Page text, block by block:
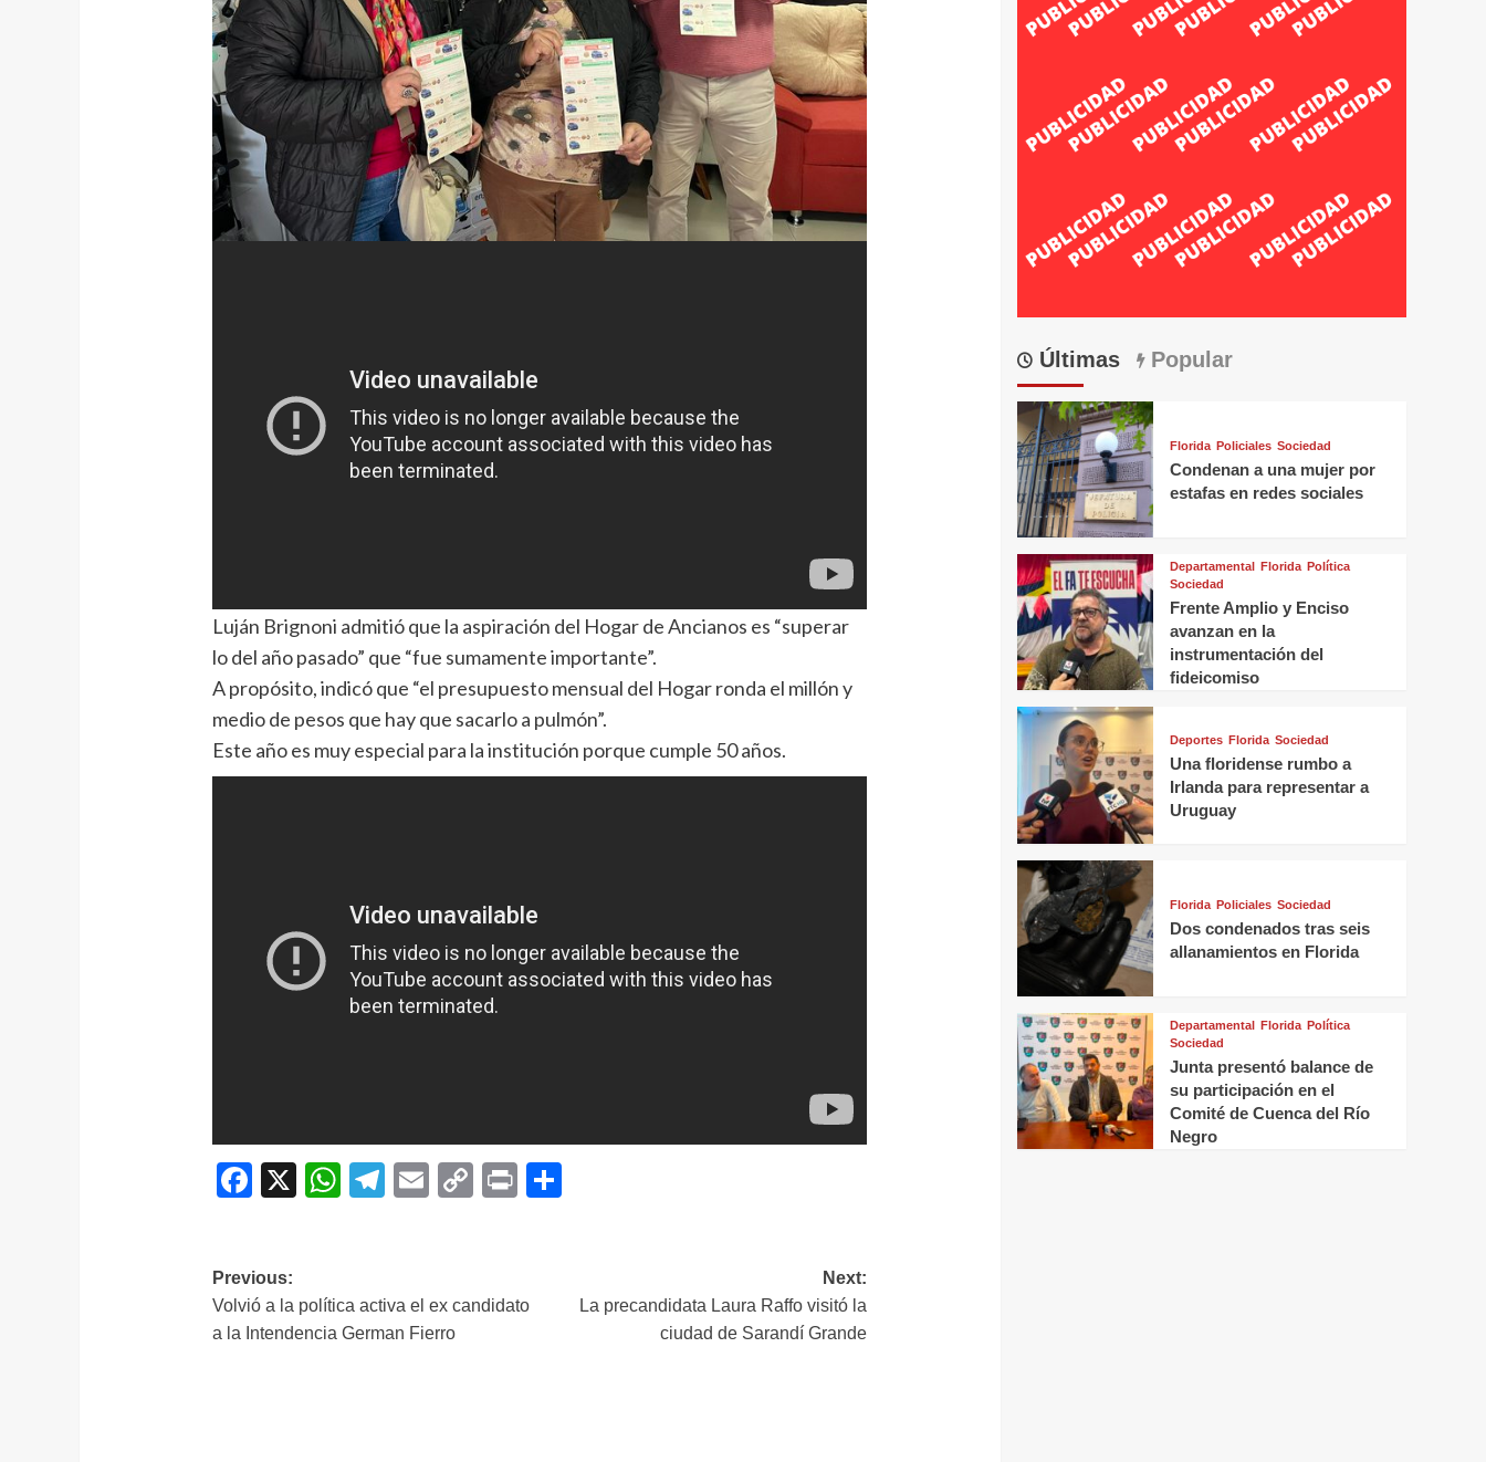
Luján Brignoni admitió que la aspiración del Hogar de Ancianos es “superar
lo del año pasado” que “fue sumamente importante”.
A propósito, indicó que “el presupuesto mensual del Hogar ronda el millón y
medio de pesos que hay que sacarlo a pulmón”.
Este año es muy especial para la institución porque cumple 50 años.
Facebook
X WhatsApp
Telegram
EmailCopyPrint
Navegación
de
Previous:
Volvió a la política activa el ex candidato
a la Intendencia German Fierro
Next:
La precandidata Laura Raffo visitó la
ciudad de Sarandí Grande
Últimas Popular
Florida Policiales Sociedad
Condenan a una mujer por
estafas en redes sociales
Departamental Florida Política
Sociedad
Frente Amplio y Enciso
avanzan en la
instrumentación del
fideicomiso
Deportes Florida Sociedad
Una floridense rumbo a
Irlanda para representar a
Uruguay
Florida Policiales Sociedad
Dos condenados tras seis
allanamientos en Florida
Departamental Florida Política
Sociedad
Junta presentó balance de
su participación en el
Comité de Cuenca del Río
Negro